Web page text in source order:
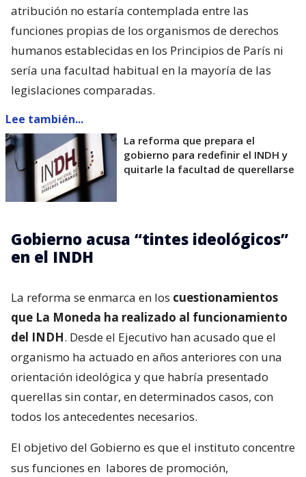
atribución no estaría contemplada entre las
funciones propias de los organismos de derechos
humanos establecidas en los Principios de París ni
sería una facultad habitual en la mayoría de las
legislaciones comparadas.
Lee también...
La reforma que prepara el
gobierno para redefinir el INDH y
quitarle la facultad de querellarse
Gobierno acusa “tintes ideológicos”
en el INDH
La reforma se enmarca en los cuestionamientos
que La Moneda ha realizado al funcionamiento
del INDH. Desde el Ejecutivo han acusado que el
organismo ha actuado en años anteriores con una
orientación ideológica y que habría presentado
querellas sin contar, en determinados casos, con
todos los antecedentes necesarios.
El objetivo del Gobierno es que el instituto concentre
sus funciones en labores de promoción,